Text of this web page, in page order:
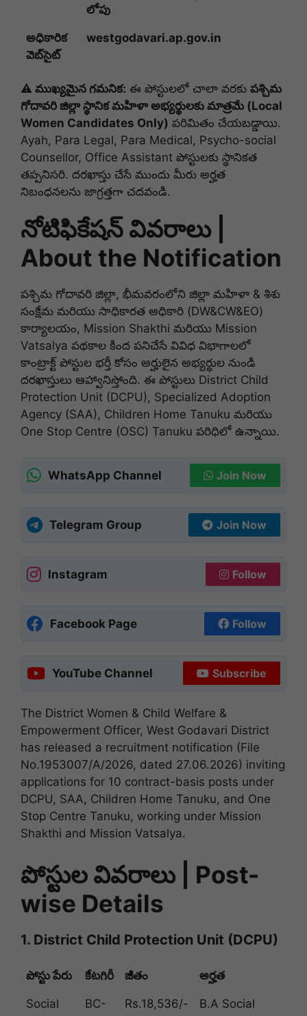
లోపు
అధికారిక
వెబ్‌సైట్
westgodavari.ap.gov.in
⚠️ ముఖ్యమైన గమనిక: ఈ పోస్టులలో చాలా వరకు పశ్చిమ
గోదావరి జిల్లా స్థానిక మహిళా అభ్యర్థులకు మాత్రమే (Local
Women Candidates Only) పరిమితం చేయబడ్డాయి.
Ayah, Para Legal, Para Medical, Psycho-social
Counsellor, Office Assistant పోస్టులకు స్థానికత
తప్పనిసరి. దరఖాస్తు చేసే ముందు మీరు అర్హత
నిబంధనలను జాగ్రత్తగా చదవండి.
నోటిఫికేషన్ వివరాలు |
About the Notification
పశ్చిమ గోదావరి జిల్లా, భీమవరంలోని జిల్లా మహిళా & శిశు
సంక్షేమ మరియు సాధికారత అధికారి (DW&CW&EO)
కార్యాలయం, Mission Shakthi మరియు Mission
Vatsalya పథకాల కింద పనిచేసే వివిధ విభాగాలలో
కాంట్రాక్ట్ పోస్టుల భర్తీ కోసం అర్హులైన అభ్యర్థుల నుండి
దరఖాస్తులు ఆహ్వానిస్తోంది. ఈ పోస్టులు District Child
Protection Unit (DCPU), Specialized Adoption
Agency (SAA), Children Home Tanuku మరియు
One Stop Centre (OSC) Tanuku పరిధిలో ఉన్నాయి.
WhatsApp Channel Join Now
Telegram Group Join Now
Instagram Follow
Facebook Page Follow
YouTube Channel Subscribe
The District Women & Child Welfare &
Empowerment Officer, West Godavari District
has released a recruitment notification (File
No.1953007/A/2026, dated 27.06.2026) inviting
applications for 10 contract-basis posts under
DCPU, SAA, Children Home Tanuku, and One
Stop Centre Tanuku, working under Mission
Shakthi and Mission Vatsalya.
పోస్టుల వివరాలు | Post-
wise Details
1. District Child Protection Unit (DCPU)
పోస్టు పేరు కేటగిరీ జీతం అర్హత
Social
BC-
Rs.18,536/-
B.A Social